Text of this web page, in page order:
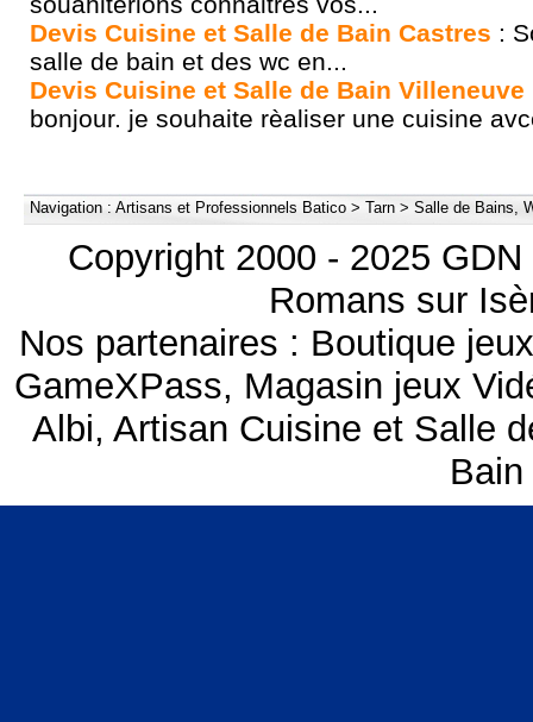
Devis Cuisine et Salle de Bain Castres :
salle de bain et des wc en...
Devis Cuisine et Salle de Bain
bonjour. je souhaite rèaliser une cuisine
Navigation : Artisans et Professionnels Batico > Tarn > Salle de Bains,
Copyright 2000 - 2025
Romans sur
Nos partenaires : Boutique
GameXPass, Magasin jeux
Albi, Artisan Cuisine et Salle
Bain